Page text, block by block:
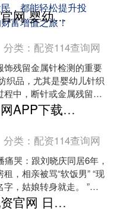
，都能轻松提升投
富增值之旅！
永利策略官网 婴幼儿针织服饰残留金属针检测
分类： 配资114查询网
饰残留金属针检测的重要
织品，尤其是婴幼儿针织
程中，断针或金属残留物
全风险。这些金属针或
在生产、缝....
合肥配资网APP下载 曾与大38岁刘晓庆同居6年，如今38岁穷到交不起租，相亲遭拒崩溃
分类： 配资114查询网
痛哭：跟刘晓庆同居6年，
，相亲被骂“软饭男” “现
字，姑娘转身就走。 ”
个晚上，38岁的古柯坐在
融牛网配资官网 日本国债抛售加剧干预风险，10年期收益率升至2.1%创1999年来新高